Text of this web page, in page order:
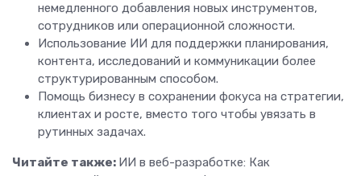
немедленного добавления новых инструментов,
сотрудников или операционной сложности.
Использование ИИ для поддержки планирования,
контента, исследований и коммуникации более
структурированным способом.
Помощь бизнесу в сохранении фокуса на стратегии,
клиентах и росте, вместо того чтобы увязать в
рутинных задачах.
Читайте также: ИИ в веб-разработке: Как